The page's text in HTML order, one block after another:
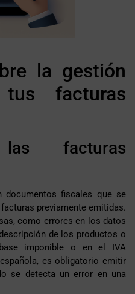
la gestión
facturas
facturas
documentos fiscales que se
previamente emitidas.
como errores en los datos
de los productos o
imponible o en el IVA
es obligatorio emitir
se detecta un error en una